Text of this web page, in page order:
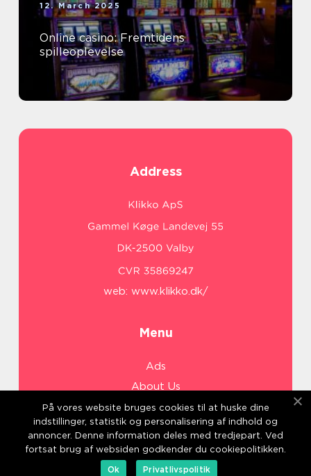
12. March 2025
Online casino: Fremtidens
spilleoplevelse
Address
web: www.klikko.dk/
Menu
Ads
About Us
Cookies
Contact
Sitemap
På vores website bruges cookies til at huske dine
indstillinger, statistik og personalisering af indhold og
annoncer. Denne information deles med tredjepart. Ved
fortsat brug af websiden godkender du cookiepolitikken.
Ok
Privatlivspolitik